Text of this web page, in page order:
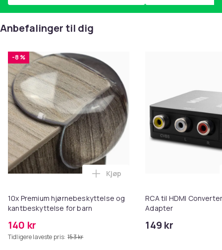
Anbefalinger til dig
-8 %
10x Premium hjørnebeskyttelse og
kantbeskyttelse for barn
140 kr
Tidligere laveste pris: 153 kr
Legg 10x Premium
Kjøp
RCA til HDMI
Adapter
149 kr